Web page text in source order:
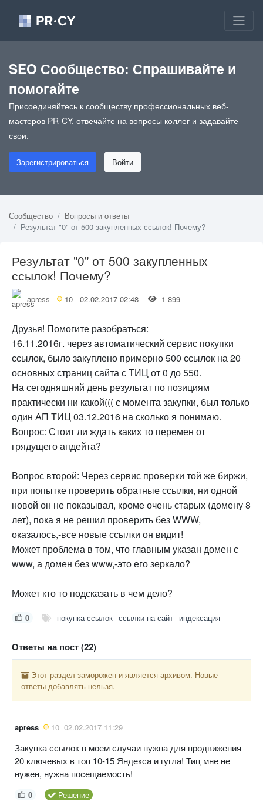
SEO Сообщество: Спрашивайте и
помогайте
Присоединяйтесь к сообществу профессиональных веб-
мастеров PR-CY, отвечайте на вопросы коллег и задавайте
свои.
Зарегистрироваться Войти
Сообщество
Вопросы и ответы
Результат "0" от 500 закупленных ссылок! Почему?
Результат "0" от 500 закупленных
ссылок! Почему?
apress 10 02.02.2017 02:48 1 899
Друзья! Помогите разобраться:
16.11.2016г. через автоматический сервис покупки
ссылок, было закуплено примерно 500 ссылок на 20
основных страниц сайта с ТИЦ от 0 до 550.
На сегодняшний день результат по позициям
практически ни какой((( с момента закупки, был только
один АП ТИЦ 03.12.2016 на сколько я понимаю.
Вопрос: Стоит ли ждать каких то перемен от
грядущего апдейта?
Вопрос второй: Через сервис проверки той же биржи,
при попытке проверить обратные ссылки, ни одной
новой он не показывал, кроме очень старых (домену 8
лет), пока я не решил проверить без WWW,
оказалось,-все новые ссылки он видит!
Может проблема в том, что главным указан домен с
www, а домен без www,-это его зеркало?
Может кто то подсказать в чем дело?
0 покупка ссылок ссылки на сайт индексация
Ответы на пост (22)
Этот раздел заморожен и является архивом. Новые
ответы добавлять нельзя.
apress 10 02.02.2017 11:29
Закупка ссылок в моем случаи нужна для продвижения
20 ключевых в топ 10-15 Яндекса и гугла! Тиц мне не
нужен, нужна посещаемость!
0 Решение